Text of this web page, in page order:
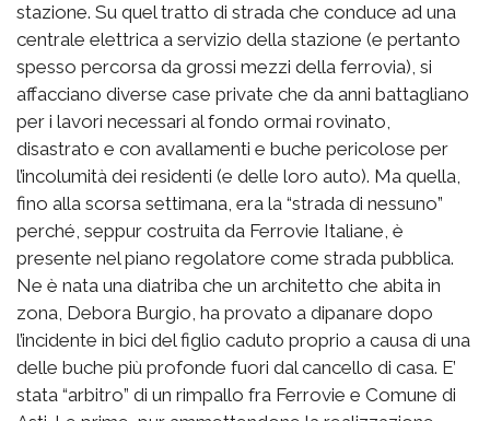
stazione. Su quel tratto di strada che conduce ad una
centrale elettrica a servizio della stazione (e pertanto
spesso percorsa da grossi mezzi della ferrovia), si
affacciano diverse case private che da anni battagliano
per i lavori necessari al fondo ormai rovinato,
disastrato e con avallamenti e buche pericolose per
l’incolumità dei residenti (e delle loro auto). Ma quella,
fino alla scorsa settimana, era la “strada di nessuno”
perché, seppur costruita da Ferrovie Italiane, è
presente nel piano regolatore come strada pubblica.
Ne è nata una diatriba che un architetto che abita in
zona, Debora Burgio, ha provato a dipanare dopo
l’incidente in bici del figlio caduto proprio a causa di una
delle buche più profonde fuori dal cancello di casa. E’
stata “arbitro” di un rimpallo fra Ferrovie e Comune di